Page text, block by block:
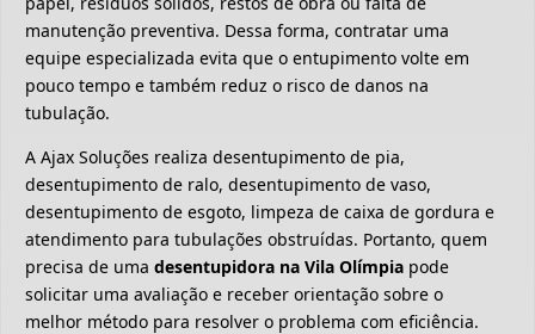
manutenção preventiva. Dessa forma, contratar uma
equipe especializada evita que o entupimento volte em
pouco tempo e também reduz o risco de danos na
tubulação.
A Ajax Soluções realiza desentupimento de pia,
desentupimento de ralo, desentupimento de vaso,
desentupimento de esgoto, limpeza de caixa de gordura e
atendimento para tubulações obstruídas. Portanto, quem
precisa de uma desentupidora na Vila Olímpia pode
solicitar uma avaliação e receber orientação sobre o
melhor método para resolver o problema com eficiência.